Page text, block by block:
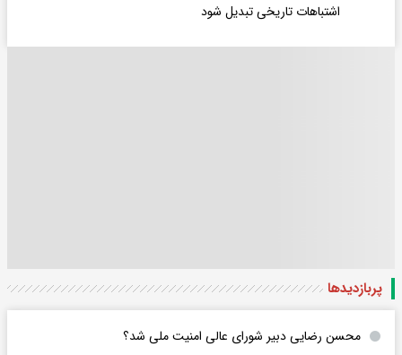
اشتباهات تاریخی تبدیل شود
پربازدید‌ها
محسن رضایی دبیر شورای عالی امنیت ملی شد؟